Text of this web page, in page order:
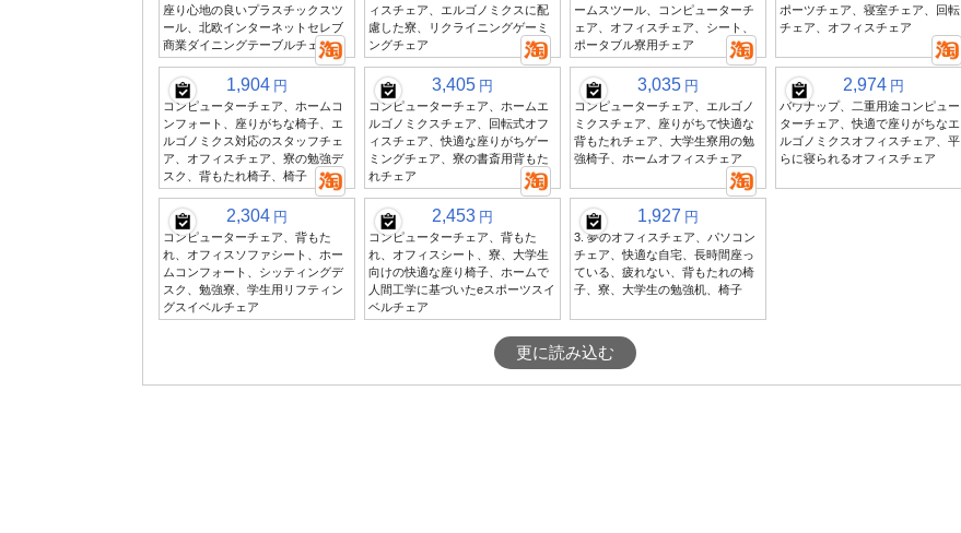
座り心地の良いプラスチックスツ
ール、北欧インターネットセレブ
商業ダイニングテーブルチェア
ィスチェア、エルゴノミクスに配
慮した寮、リクライニングゲーミ
ングチェア
ームスツール、コンピューターチ
ェア、オフィスチェア、シート、
ポータブル寮用チェア
ポーツチェア、寝室チェア、回転
チェア、オフィスチェア
1,904 円
コンピューターチェア、ホームコ
ンフォート、座りがちな椅子、エ
ルゴノミクス対応のスタッフチェ
ア、オフィスチェア、寮の勉強デ
スク、背もたれ椅子、椅子
3,405 円
コンピューターチェア、ホームエ
ルゴノミクスチェア、回転式オフ
ィスチェア、快適な座りがちゲー
ミングチェア、寮の書斎用背もた
れチェア
3,035 円
コンピューターチェア、エルゴノ
ミクスチェア、座りがちで快適な
背もたれチェア、大学生寮用の勉
強椅子、ホームオフィスチェア
2,974 円
バウナップ、二重用途コンピュー
ターチェア、快適で座りがちなエ
ルゴノミクスオフィスチェア、平
らに寝られるオフィスチェア
2,304 円
コンピューターチェア、背もた
れ、オフィスソファシート、ホー
ムコンフォート、シッティングデ
スク、勉強寮、学生用リフティン
グスイベルチェア
2,453 円
コンピューターチェア、背もた
れ、オフィスシート、寮、大学生
向けの快適な座り椅子、ホームで
人間工学に基づいたeスポーツスイ
ベルチェア
1,927 円
3. 夢のオフィスチェア、パソコン
チェア、快適な自宅、長時間座っ
ている、疲れない、背もたれの椅
子、寮、大学生の勉強机、椅子
更に読み込む